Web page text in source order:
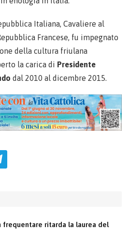
Italiana, Cavaliere al
Francese, fu impegnato
della cultura friulana
la carica di Presidente
dal 2010 al dicembre 2015.
frequentare ritarda la laurea del